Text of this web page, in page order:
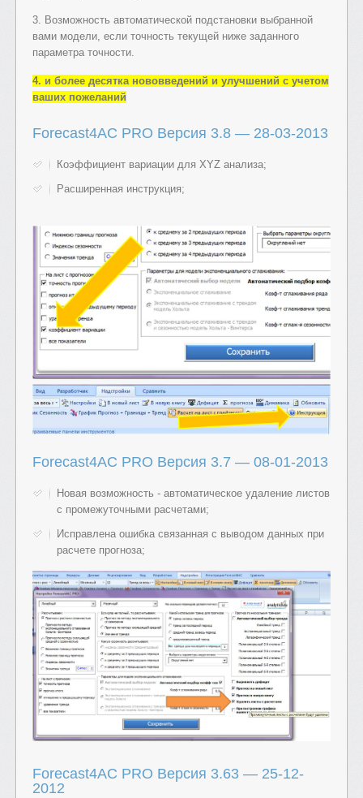
3. Возможность автоматической подстановки выбранной
вами модели, если точность текущей ниже заданного
параметра точности.
4. и более десятка нововведений и улучшений с учетом
ваших пожеланий
Forecast4AC PRO Версия 3.8 — 28-03-2013
Коэффициент вариации для XYZ анализа;
Расширенная инструкция;
Forecast4AC PRO Версия 3.7 — 08-01-2013
Новая возможность - автоматическое удаление листов
с промежуточными расчетами;
Исправлена ошибка связанная с выводом данных при
расчете прогноза;
Forecast4AC PRO Версия 3.63 — 25-12-
2012